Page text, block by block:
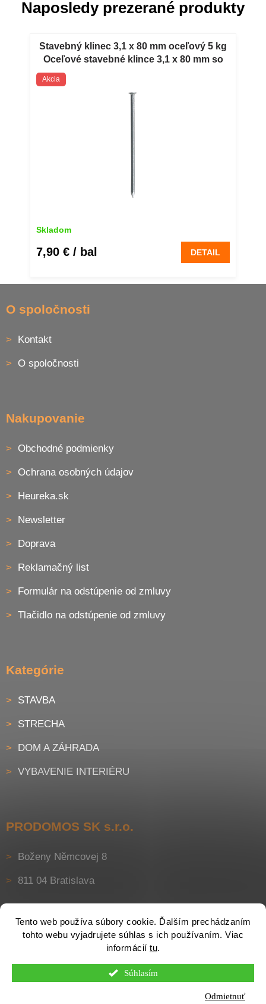
Tento web používa súbory cookie. Ďalším prechádzaním
tohto webu vyjadrujete súhlas s ich používaním. Viac
informácií tu.
Súhlasím
Odmietnuť
Naposledy prezerané produkty
Stavebný klinec 3,1 x 80 mm oceľový 5 kg
Oceľové stavebné klince 3,1 x 80 mm so
Akcia
Skladom
7,90 € / bal DETAIL
O spoločnosti
Kontakt
O spoločnosti
Nakupovanie
Obchodné podmienky
Ochrana osobných údajov
Heureka.sk
Newsletter
Doprava
Reklamačný list
Formulár na odstúpenie od zmluvy
Tlačidlo na odstúpenie od zmluvy
Kategórie
STAVBA
STRECHA
DOM A ZÁHRADA
VYBAVENIE INTERIÉRU
PRODOMOS SK s.r.o.
Boženy Němcovej 8
811 04 Bratislava
Vytvoril Shoptet